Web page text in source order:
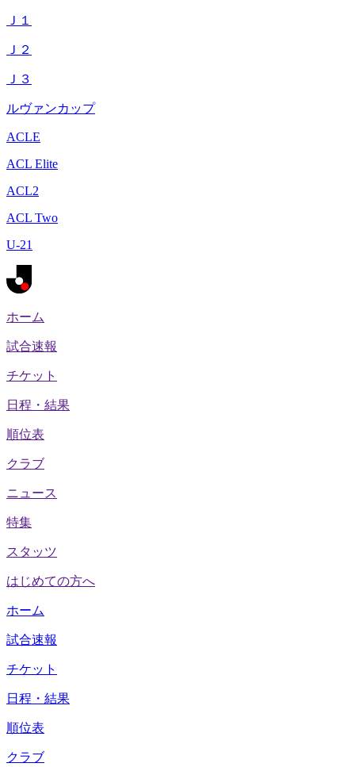
Ｊ１
Ｊ２
Ｊ３
ルヴァンカップ
ACLE
ACL Elite
ACL2
ACL Two
U-21
ホーム
試合速報
チケット
日程・結果
順位表
クラブ
ニュース
特集
スタッツ
はじめての方へ
ホーム
試合速報
チケット
日程・結果
順位表
クラブ